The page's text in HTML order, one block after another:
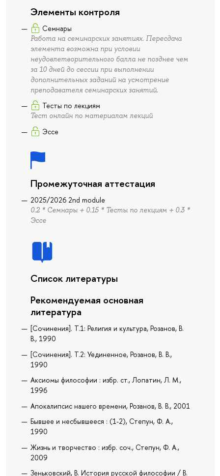
Элементы контроля
Семнары
Работа на семинарских занятиях. Пересдача
элемента возможна при условии
неудовлетворительного балла не позднее чем
за 10 дней до сессии при выполнении
дополнительных заданий на усмотрение
преподавателя семинарских занятий.
Тесты по лекциям
Тест онлайн по материалам лекций
Эссе
Промежуточная аттестация
2025/2026 2nd module
0.2 * Семнары + 0.15 * Тесты по лекциям + 0.3 *
Эссе
Список литературы
Рекомендуемая основная
литература
[Сочинения]. Т.1: Религия и культура, Розанов, В.
В., 1990
[Сочинения]. Т.2: Уединенное, Розанов, В. В.,
1990
Аксиомы философии : избр. ст., Лопатин, Л. М.,
1996
Апокалипсис нашего времени, Розанов, В. В., 2001
Бывшее и несбывшееся : (1-2), Степун, Ф. А.,
1990
Жизнь и творчество : избр. соч., Степун, Ф. А.,
2009
Зеньковский, В. История русской философии / В.